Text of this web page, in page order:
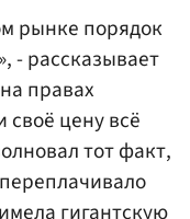
рынке порядок
- рассказывает
правах
цену всё
тот факт,
гигантскую